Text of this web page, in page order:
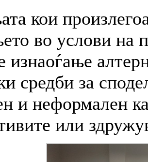
кои
во услови на
изнаоѓање
средби за
и неформален
или